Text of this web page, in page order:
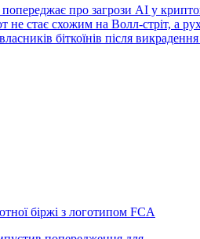
про загрози AI у
стає схожим на Волл-стріт, а
біткоїнів після